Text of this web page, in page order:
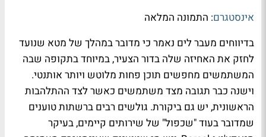
אינסטגרם: התמונה המלאה
בדיווחים מעבר לים נאמר כי מדובר במהלך של מטא שנועד
לחזק את האחיזה שלה בדור הצעיר, במיוחד בתקופה שבה
המשתמשים מחפשים תוכן פחות מלוטש ויותר אותנטי.
וישנה כבר תגובה מצד משתמשים כאשר לצד ההתלהבות
הראשונית, יש גם ביקורת. גולשים רבים ברשתות טוענים
שמדובר בעוד "שכפול" של שירותים קיימים, בעיקר